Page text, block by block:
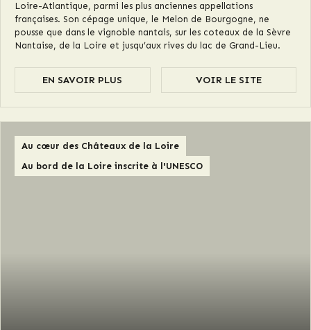
Loire-Atlantique, parmi les plus anciennes appellations
françaises. Son cépage unique, le Melon de Bourgogne, ne
pousse que dans le vignoble nantais, sur les coteaux de la Sèvre
Nantaise, de la Loire et jusqu’aux rives du lac de Grand-Lieu.
EN SAVOIR PLUS VOIR LE SITE
Au cœur des Châteaux de la Loire
Au bord de la Loire inscrite à l'UNESCO